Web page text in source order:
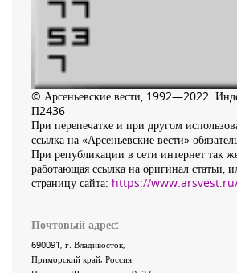
© Арсеньевские вести, 1992—2022.
П2436
При перепечатке и при другом
ссылка на «Арсеньевские вести»
При републикации в сети интернет так
работающая ссылка на оригинал статьи,
страницу сайта: https://
Почтовый адрес:
690091, г. Владивосток,
Приморский край, Россия